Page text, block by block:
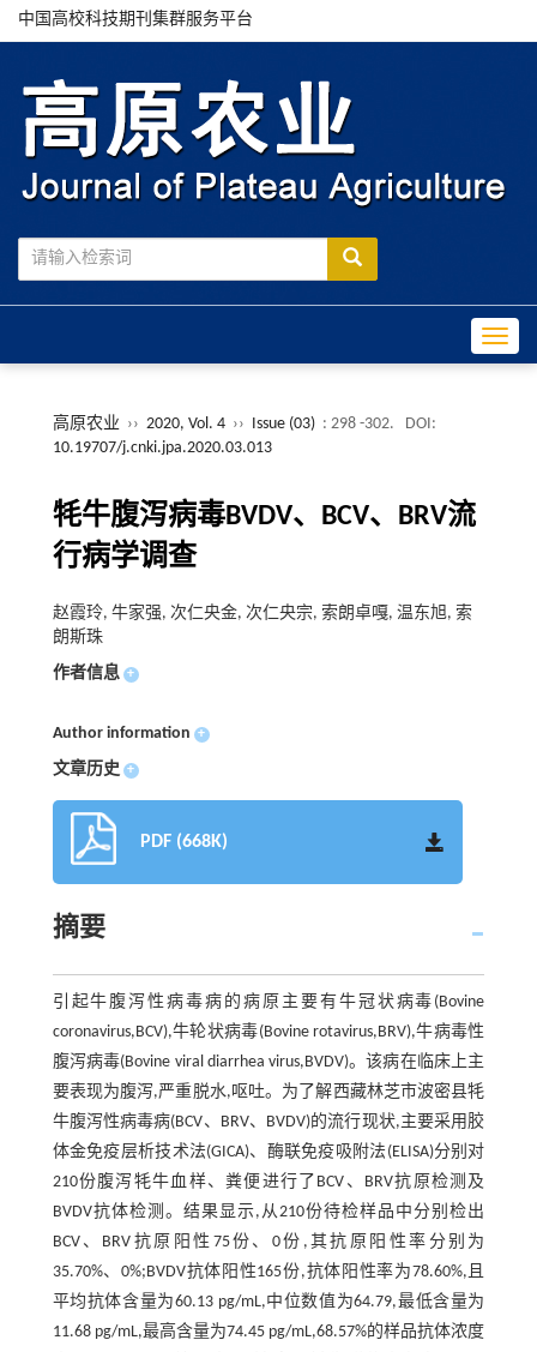
中国高校科技期刊集群服务平台
高原农业 ›› 2020, Vol. 4 ›› Issue (03) : 298 -302.
DOI:
10.19707/j.cnki.jpa.2020.03.013
牦牛腹泻病毒BVDV、BCV、BRV流
行病学调查
赵霞玲, 牛家强, 次仁央金, 次仁央宗, 索朗卓嘎, 温东旭, 索
朗斯珠
作者信息 +
Author information +
文章历史 +
PDF (668K)
摘要
引起牛腹泻性病毒病的病原主要有牛冠状病毒(Bovine
coronavirus,BCV),牛轮状病毒(Bovine rotavirus,BRV),牛病毒性
腹泻病毒(Bovine viral diarrhea virus,BVDV)。该病在临床上主
要表现为腹泻,严重脱水,呕吐。为了解西藏林芝市波密县牦
牛腹泻性病毒病(BCV、BRV、BVDV)的流行现状,主要采用胶
体金免疫层析技术法(GICA)、酶联免疫吸附法(ELISA)分别对
210份腹泻牦牛血样、粪便进行了BCV、BRV抗原检测及
BVDV抗体检测。结果显示,从210份待检样品中分别检出
BCV、BRV抗原阳性75份、0份,其抗原阳性率分别为
35.70%、0%;BVDV抗体阳性165份,抗体阳性率为78.60%,且
平均抗体含量为60.13 pg/mL,中位数值为64.79,最低含量为
11.68 pg/mL,最高含量为74.45 pg/mL,68.57%的样品抗体浓度